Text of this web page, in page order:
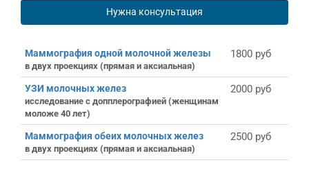
Нужна консультация
Маммография одной молочной железы
в двух проекциях (прямая и аксиальная)
1800 руб
УЗИ молочных желез
исследование с допплерографией (женщинам
моложе 40 лет)
2000 руб
Маммография обеих молочных желез
в двух проекциях (прямая и аксиальная)
2500 руб